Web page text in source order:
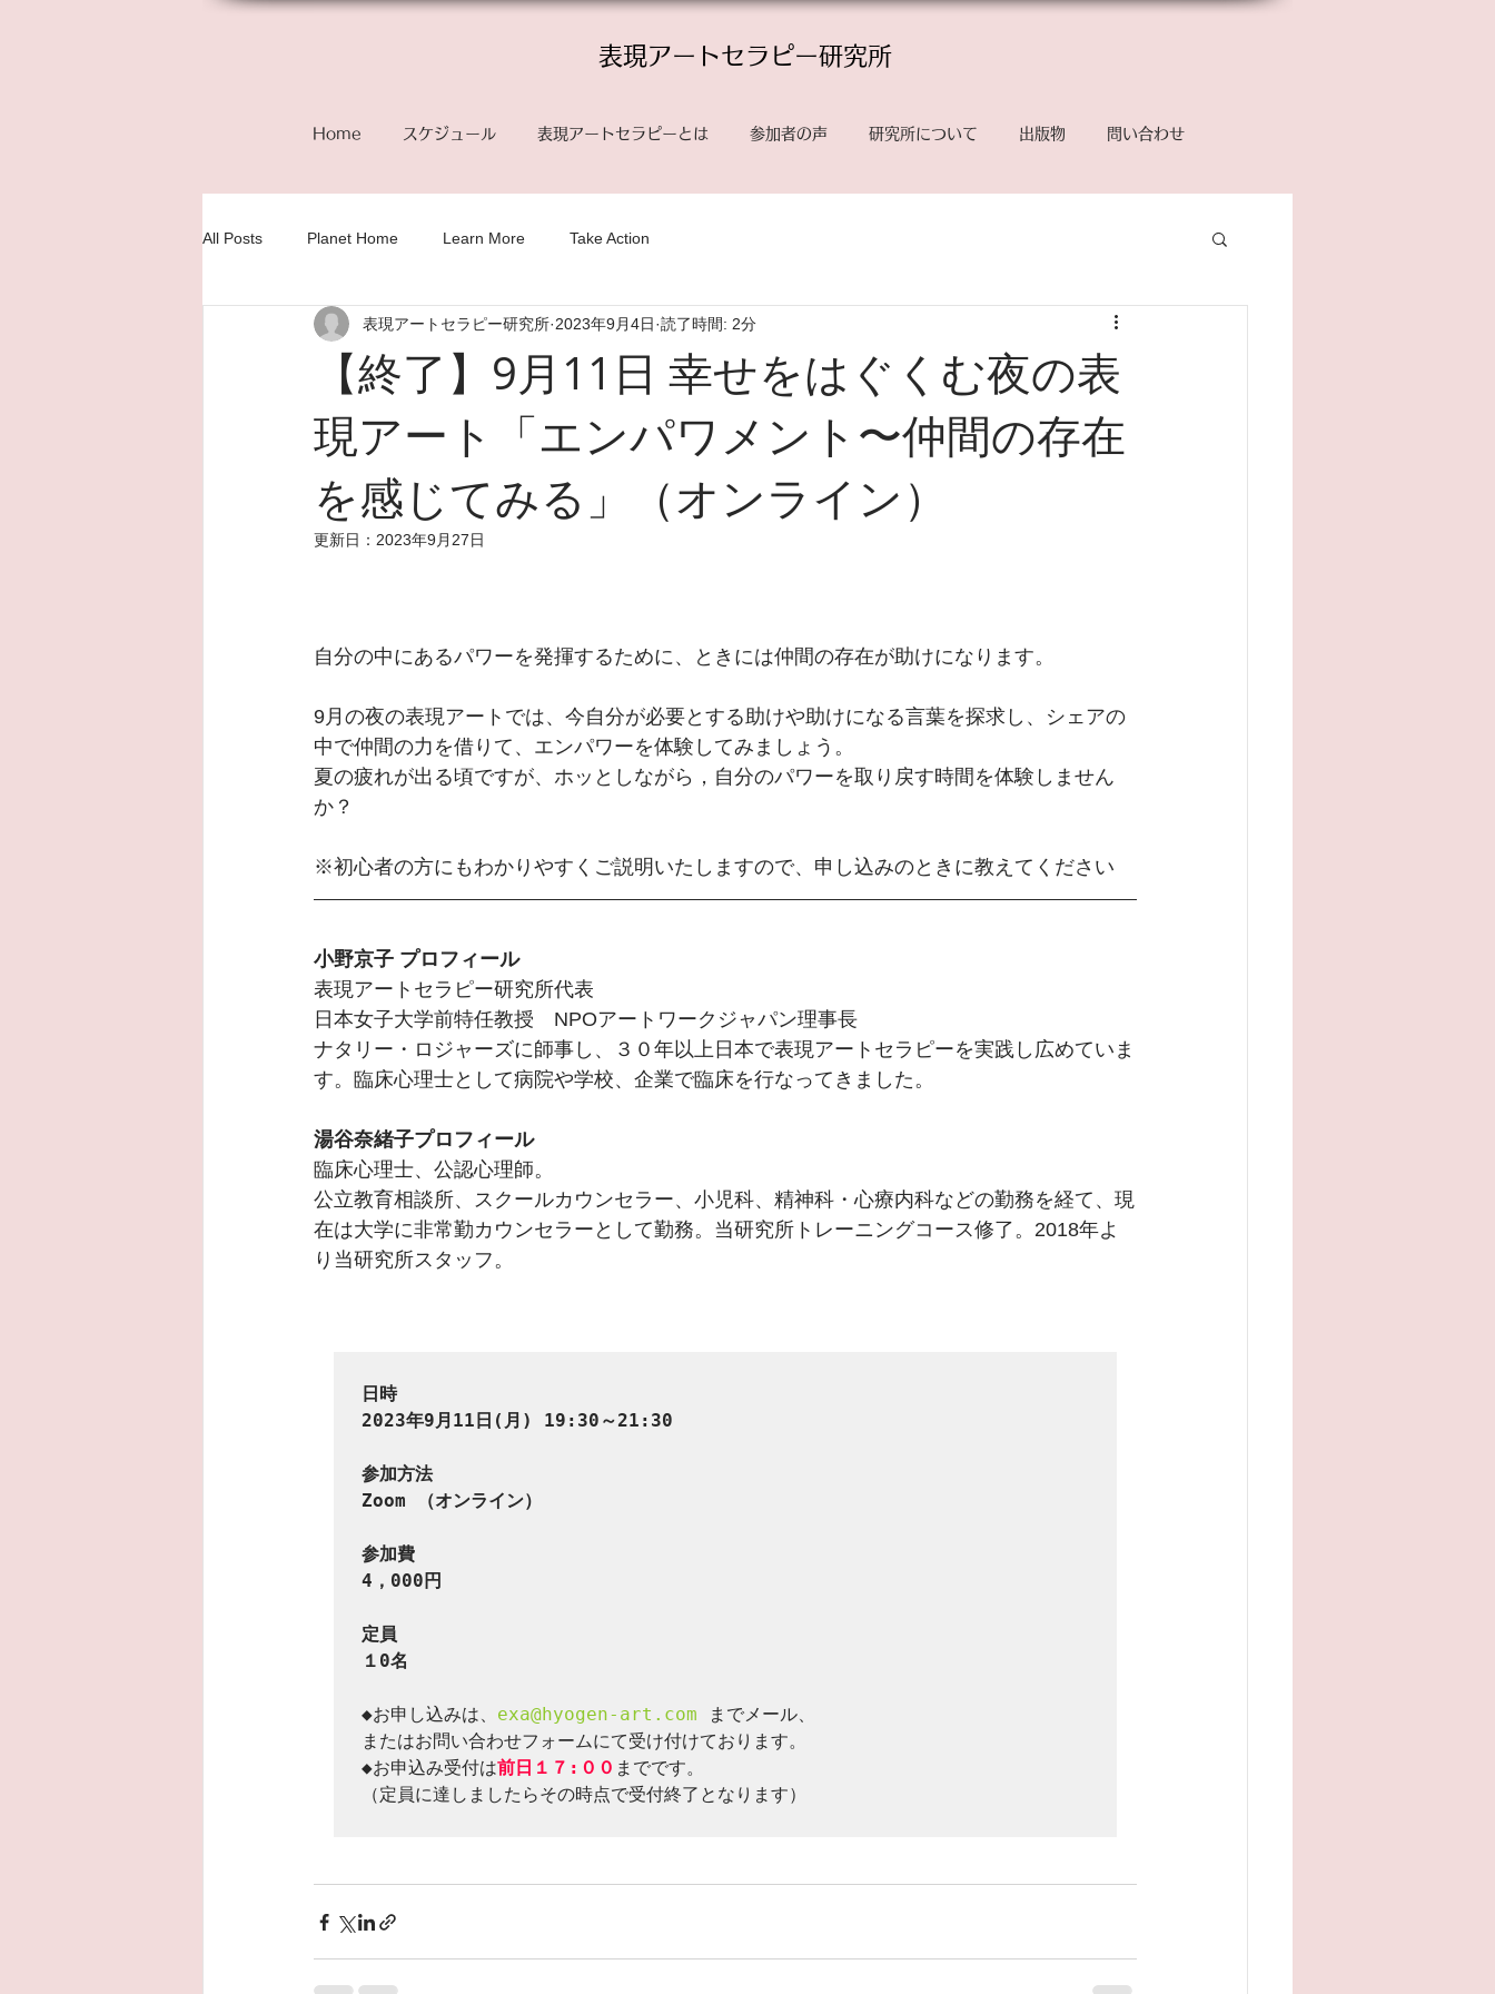
表現アートセラピー研究所
Home スケジュール 表現アートセラピーとは 参加者の声 研究所について 出版物 問い合わせ
All Posts Planet Home Learn More Take Action
【終了】9月11日 幸せをはぐくむ夜の表
現アート「エンパワメント〜仲間の存在
を感じてみる」（オンライン）
表現アートセラピー研究所 2023年9月4日 読了時間: 2分
更新日： 2023年9月27日
自分の中にあるパワーを発揮するために、ときには仲間の存在が助けになります。
9月の夜の表現アートでは、今自分が必要とする助けや助けになる言葉を探求し、シェアの
中で仲間の力を借りて、エンパワーを体験してみましょう。
夏の疲れが出る頃ですが、ホッとしながら，自分のパワーを取り戻す時間を体験しません
か？
※初心者の方にもわかりやすくご説明いたしますので、申し込みのときに教えてください
小野京子 プロフィール
表現アートセラピー研究所代表
日本女子大学前特任教授　NPOアートワークジャパン理事長
ナタリー・ロジャーズに師事し、３０年以上日本で表現アートセラピーを実践し広めていま
す。臨床心理士として病院や学校、企業で臨床を行なってきました。
湯谷奈緒子プロフィール
臨床心理士、公認心理師。
公立教育相談所、スクールカウンセラー、小児科、精神科・心療内科などの勤務を経て、現
在は大学に非常勤カウンセラーとして勤務。当研究所トレーニングコース修了。2018年よ
り当研究所スタッフ。
日時
2023年9月11日(月) 19:30～21:30
参加方法
Zoom （オンライン）
参加費
4，000円
定員
１0名
◆お申し込みは、 exa@hyogen-art.com までメール、
またはお問い合わせフォームにて受け付けております。
◆お申込み受付は前日１７:００ までです。
（定員に達しましたらその時点で受付終了となります）